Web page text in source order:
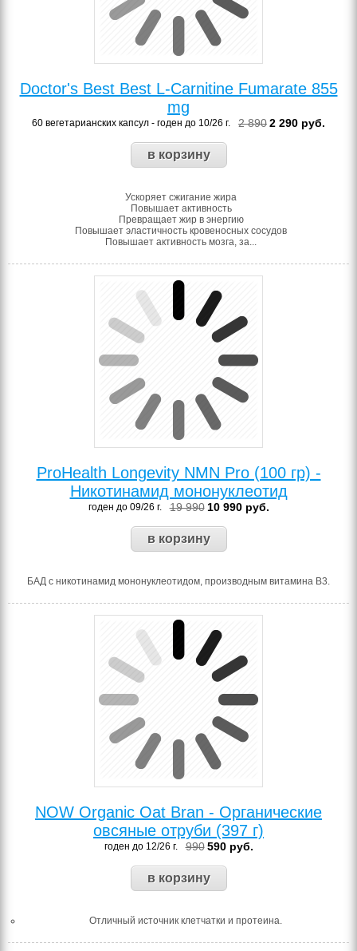
Doctor's Best Best L-Carnitine Fumarate 855
mg
60 вегетарианских капсул - годен до 10/26 г. 2 8902 290 руб.
Ускоряет сжигание жира
Повышает активность
Превращает жир в энергию
Повышает эластичность кровеносных сосудов
Повышает активность мозга, за...
ProHealth Longevity NMN Pro (100 гр) -
Никотинамид мононуклеотид
годен до 09/26 г. 19 990 10 990 руб.
БАД с никотинамид мононуклеотидом, производным витамина В3.
NOW Organic Oat Bran - Органические
овсяные отруби (397 г)
годен до 12/26 г. 990 590 руб.
Отличный источник клетчатки и протеина.